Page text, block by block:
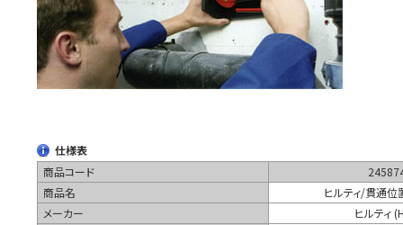
仕様表
商品コード
商品名
ヒルティ/貫通位
メーカー
ヒルティ